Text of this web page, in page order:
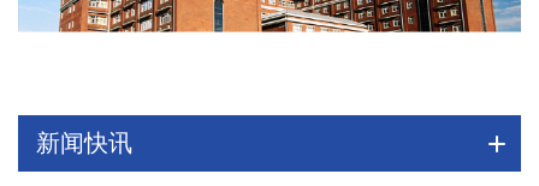
新闻快讯